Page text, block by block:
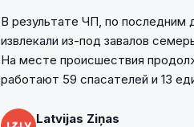
В результате ЧП, по последним
извлекали из-под завалов
На месте происшествия
работают 59 спасателей и 13
Latvijas Ziņas